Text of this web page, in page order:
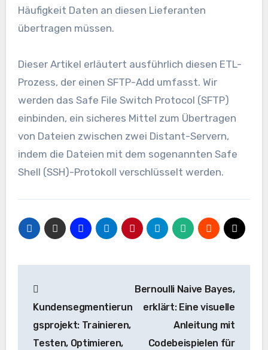
Häufigkeit Daten an diesen Lieferanten
übertragen müssen.
Dieser Artikel erläutert ausführlich diesen ETL-
Prozess, der einen SFTP-Add umfasst. Wir
werden das Safe File Switch Protocol (SFTP)
einbinden, ein sicheres Mittel zum Übertragen
von Dateien zwischen zwei Distant-Servern,
indem die Dateien mit dem sogenannten Safe
Shell (SSH)-Protokoll verschlüsselt werden.
Navigation
Kundensegmentierun
gsprojekt: Trainieren,
Testen, Optimieren,
Bernoulli Naive Bayes,
erklärt: Eine visuelle
Anleitung mit
Codebeispielen für